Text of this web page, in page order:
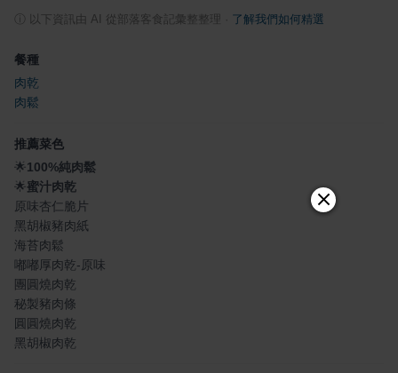
以下資訊由 AI 從部落客食記彙整整理 了解我們如何精選
餐種
肉乾
肉鬆
推薦菜色
🌟100%純肉鬆
🌟蜜汁肉乾
原味杏仁脆片
黑胡椒豬肉紙
海苔肉鬆
嘟嘟厚肉乾-原味
團圓燒肉乾
秘製豬肉條
圓圓燒肉乾
黑胡椒肉乾